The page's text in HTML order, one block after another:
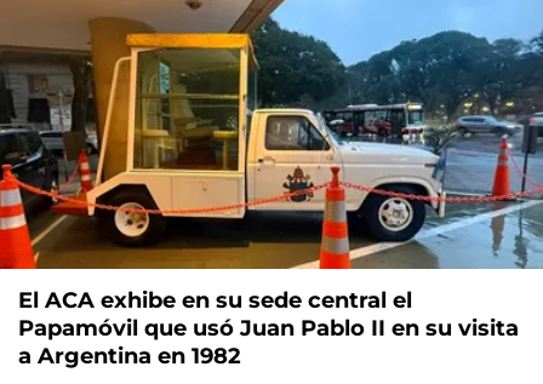
El ACA exhibe en su sede central el
Papamóvil que usó Juan Pablo II en su visita
a Argentina en 1982